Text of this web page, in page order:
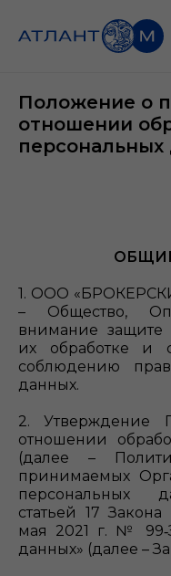
Положение о
отношении
1. ООО
– Общество,
внимание защите
их обработке и
соблюдению
данных.
2. Утверждение
отношении
(далее –
принимаемых
персональных
статьей 17
мая 2021 г. №
данных» (далее –